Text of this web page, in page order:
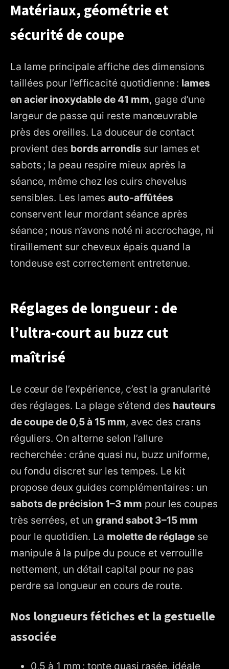
Matériaux, géométrie et
sécurité de coupe
La lame principale affiche des dimensions
taillées pour l’efficacité quotidienne : lames
en acier inoxydable de 41 mm, gage d’une
largeur de passe qui reste manœuvrable
près des oreilles. La douceur de contact
provient des bords arrondis sur lames et
sabots ; la peau respire mieux après la
séance, même chez les cuirs chevelus
sensibles. Les lames auto-affûtées
conservent leur mordant séance après
séance ; nous n’avons noté ni accrochage, ni
tiraillement sur cheveux épais quand la
tondeuse est correctement entretenue.
Réglages de longueur : de
l’ultra-court au buzz cut
maîtrisé
Le cœur de l’expérience, c’est la granularité
des réglages. La plage s’étend des hauteurs
de coupe de 0,5 à 15 mm, avec des crans
réguliers. On alterne selon l’allure
recherchée : crâne quasi nu, buzz uniforme,
ou fondu discret sur les tempes. Le kit
propose deux guides complémentaires : un
sabots de précision 1–3 mm pour les coupes
très serrées, et un grand sabot 3–15 mm
pour le quotidien. La molette de réglage se
manipule à la pulpe du pouce et verrouille
nettement, un détail capital pour ne pas
perdre sa longueur en cours de route.
Nos longueurs fétiches et la gestuelle
associée
0,5 à 1 mm : tonte quasi rasée, idéale